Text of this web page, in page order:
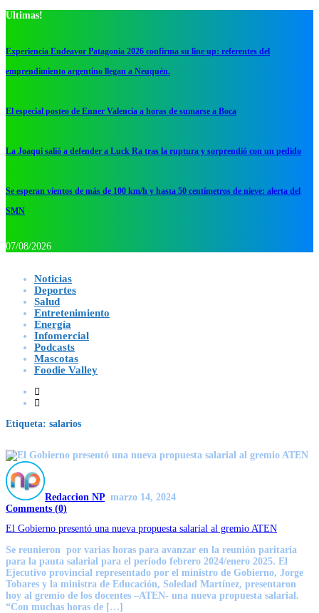
Ultimas!
Experiencia Endeavor Patagonia 2026 confirma su line up: referentes del
emprendimiento argentino llegan a Neuquén.
El especial posteo de Enner Valencia a horas de sumarse a Boca
La Joaqui salió a defender a Luck Ra tras la ruptura y sorprendió con un pedido
Se esperan vientos de más de 100 km/h y hasta 50 centímetros de nieve: alerta del
SMN
07/08/2026
Noticias
Deportes
Salud
Entretenimiento
Energía
Infomercial
Podcasts
Mascotas
Foodie Valley
Etiqueta: salarios
Redaccion NP marzo 14, 2024
Comments (0)
El Gobierno presentó una nueva propuesta salarial al gremio ATEN
Se reunieron por varias horas para avanzar en la reunión paritaria
para la pauta salarial para el período febrero 2024/enero 2025. El
Ejecutivo provincial representado por el ministro de Gobierno, Jorge
Tobares y la ministra de Educación, Soledad Martínez, presentaron
hoy al gremio de los docentes –ATEN- una nueva propuesta salarial.
“Con muchas horas de […]